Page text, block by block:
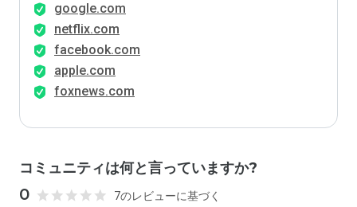
google.com
netflix.com
facebook.com
apple.com
foxnews.com
コミュニティは何と言っていますか?
0 7のレビューに基づく